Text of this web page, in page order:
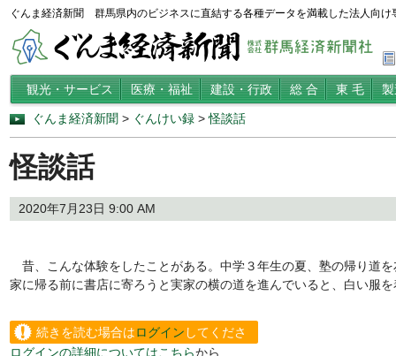
ぐんま経済新聞 群馬県内のビジネスに直結する各種データを満載した法人向け
観光・サービス 医療・福祉 建設・行政 総 合 東 毛
ぐんま経済新聞 > ぐんけい録 >怪談話
怪談話
2020年7月23日 9:00 AM
昔、こんな体験をしたことがある。中学３年生の夏、塾の帰り道
家に帰る前に書店に寄ろうと実家の横の道を進んでいると、白い服
続きを読む場合はログイン してくださ
ログインの詳細についてはこちらから